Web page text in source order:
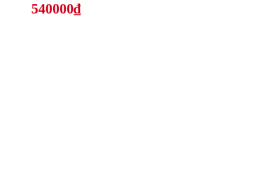
540000₫